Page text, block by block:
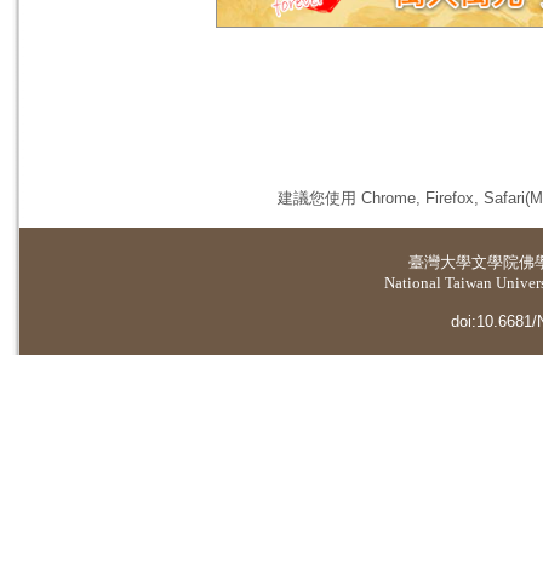
建議您使用 Chrome, Firefox,
臺灣大學文學院佛
National Taiwan
doi:10.6681/